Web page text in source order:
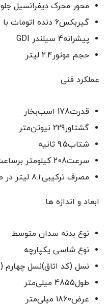
محور محرک دیفرانسیل جلو
گیربکس6 دنده اتومات با شیفت لاک
پیشرانه4 سیلندر GDI
حجم موتور2.4 لیتر
عملکرد فنی
قدرت178 اسب‌بخار
گشتاور229 نیوتن‌متر
شتاب9.5 ثانیه
سرعت208 کیلومتر برساعت
مصرف ترکیبی:8.1 لیتر در صد کیلومتر
ابعاد و اندازه ها
نوع بدنه سدان متوسط
نوع شاسی یکپارچه
نسل (کد اتاق)نسل چهارم (JF)
طول4855 میلی‌متر
عرض1860 میلی‌متر